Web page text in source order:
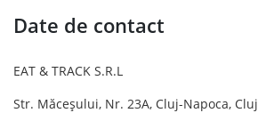
Date de contact
EAT & TRACK S.R.L
Str. Măceșului, Nr. 23A, Cluj-Napoca, Cluj